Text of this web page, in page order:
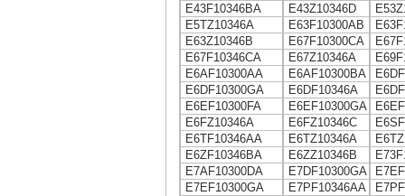
E43F10346BA
E43Z10346D
E5TZ10346A
E63F10300AB
E63Z10346B
E67F10300CA
E67F10346CA
E67Z10346A
E6AF10300AA
E6AF10300BA
E6DF10300GA
E6DF10346A
E6EF10300FA
E6EF10300GA
E6FZ10346A
E6FZ10346C
E6TF10346AA
E6TZ10346A
E6ZF10346BA
E6ZZ10346B
E7AF10300DA
E7DF10300GA
E7EF10300GA
E7PF10346AA